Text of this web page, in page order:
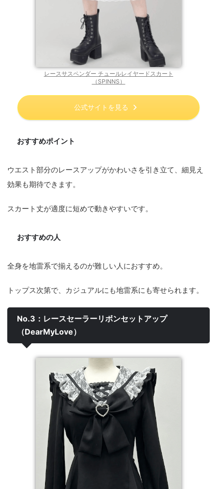
レースサスペンダー チュールレイヤードスカート
（SPINNS）
公式サイトを見る
おすすめポイント
ウエスト部分のレースアップがかわいさを引き立て、細見え
効果も期待できます。
スカート丈が適度に短めで動きやすいです。
おすすめの人
全身を地雷系で揃えるのが難しい人におすすめ。
トップス次第で、カジュアルにも地雷系にも寄せられます。
No.3：レースセーラーリボンセットアップ
（DearMyLove）